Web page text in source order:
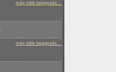
még több bejegyzés...
még több bejegyzés...